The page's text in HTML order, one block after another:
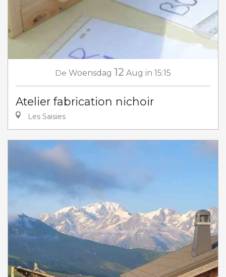
De Woensdag 12 Aug in 15:15
Atelier fabrication nichoir
Les Saisies